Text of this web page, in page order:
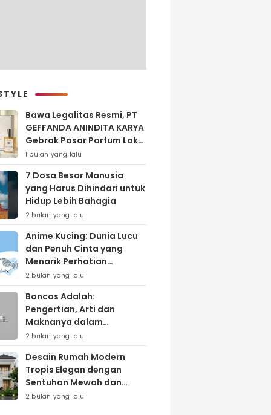
Bawa Legalitas Resmi, PT
GEFFANDA ANINDITA KARYA
Gebrak Pasar Parfum Lokal
Lewat Varian ‘Daily Bliss’
1 bulan yang lalu
7 Dosa Besar Manusia
yang Harus Dihindari untuk
Hidup Lebih Bahagia
2 bulan yang lalu
Anime Kucing: Dunia Lucu
dan Penuh Cinta yang
Menarik Perhatian
Penggemar
2 bulan yang lalu
Boncos Adalah:
Pengertian, Arti dan
Maknanya dalam
Kehidupan Sehari-hari
2 bulan yang lalu
Desain Rumah Modern
Tropis Elegan dengan
Sentuhan Mewah dan
Natural
2 bulan yang lalu